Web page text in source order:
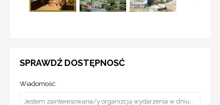
SPRAWDŹ DOSTĘPNOSĆ
Wiadomość: